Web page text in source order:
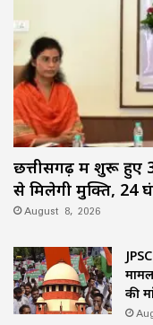
छत्तीसगढ़ में शुरू हुए
से मिलेगी मुक्ति, 24
August 8, 2026
की